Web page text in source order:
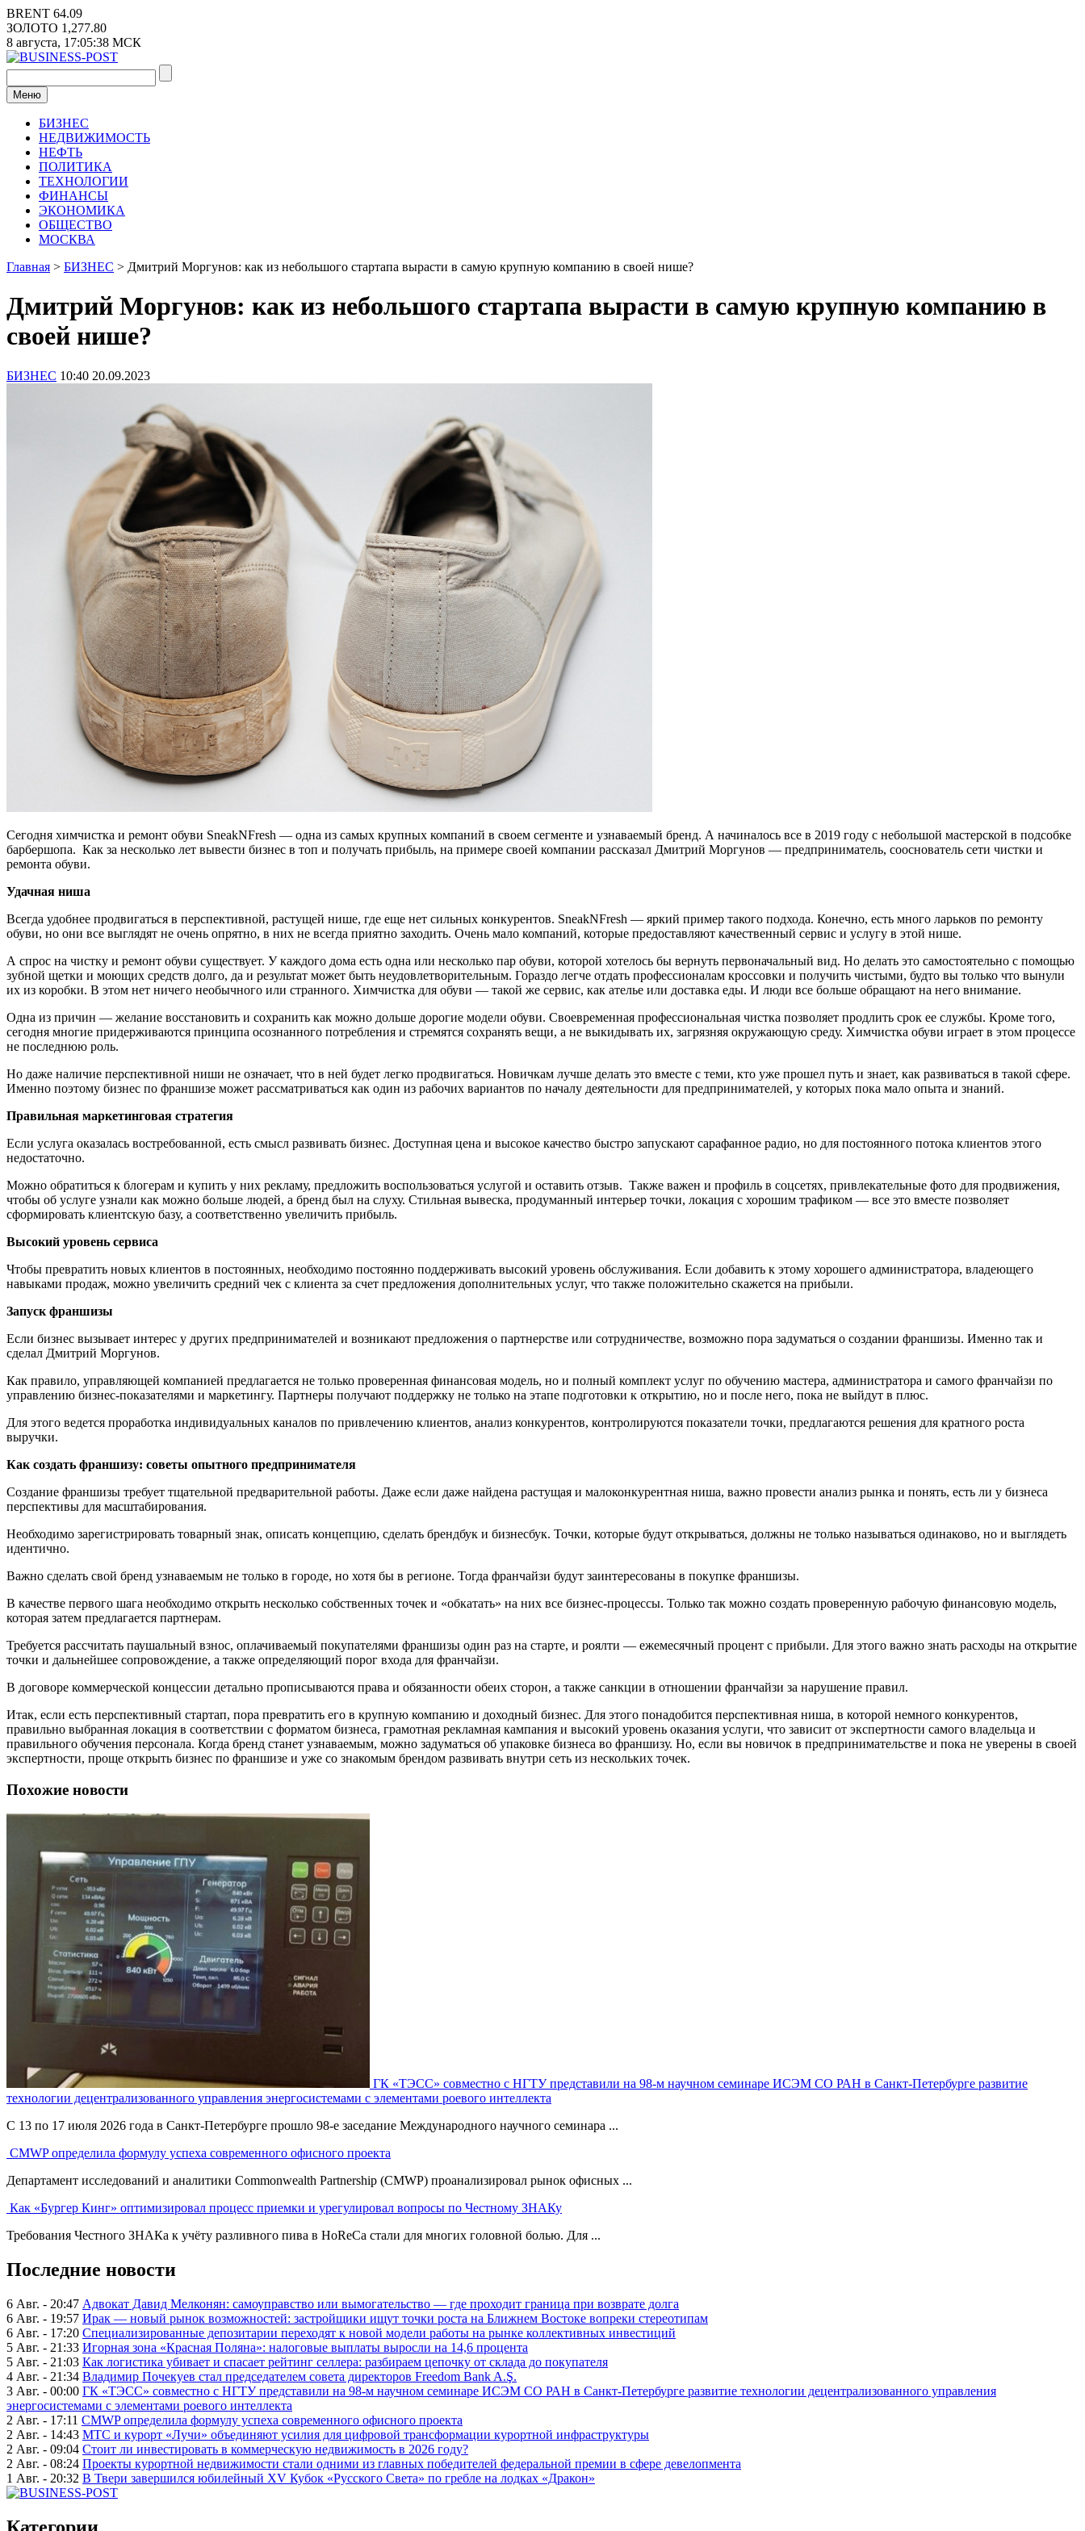
Перейти
к
содержимому
BRENT 64.09
ЗОЛОТО 1,277.80
8 августа, 17:05:39 МСК
Меню
БИЗНЕС
НЕДВИЖИМОСТЬ
НЕФТЬ
ПОЛИТИКА
ТЕХНОЛОГИИ
ФИНАНСЫ
ЭКОНОМИКА
ОБЩЕСТВО
МОСКВА
Главная > БИЗНЕС > Дмитрий Моргунов: как из небольшого стартапа вырасти в самую крупную компанию в своей нише?
Дмитрий Моргунов: как из небольшого стартапа вырасти в самую крупную компанию в
своей нише?
БИЗНЕС 10:40 20.09.2023
Сегодня химчистка и ремонт обуви SneakNFresh — одна из самых крупных компаний в своем сегменте и узнаваемый бренд. А начиналось все в 2019 году с небольшой мастерской в подсобке
барбершопа. Как за несколько лет вывести бизнес в топ и получать прибыль, на примере своей компании рассказал Дмитрий Моргунов — предприниматель, сооснователь сети чистки и
ремонта обуви.
Удачная ниша
Всегда удобнее продвигаться в перспективной, растущей нише, где еще нет сильных конкурентов. SneakNFresh — яркий пример такого подхода. Конечно, есть много ларьков по ремонту
обуви, но они все выглядят не очень опрятно, в них не всегда приятно заходить. Очень мало компаний, которые предоставляют качественный сервис и услугу в этой нише.
А спрос на чистку и ремонт обуви существует. У каждого дома есть одна или несколько пар обуви, которой хотелось бы вернуть первоначальный вид. Но делать это самостоятельно с помощью
зубной щетки и моющих средств долго, да и результат может быть неудовлетворительным. Гораздо легче отдать профессионалам кроссовки и получить чистыми, будто вы только что вынули
их из коробки. В этом нет ничего необычного или странного. Химчистка для обуви — такой же сервис, как ателье или доставка еды. И люди все больше обращают на него внимание.
Одна из причин — желание восстановить и сохранить как можно дольше дорогие модели обуви. Своевременная профессиональная чистка позволяет продлить срок ее службы. Кроме того,
сегодня многие придерживаются принципа осознанного потребления и стремятся сохранять вещи, а не выкидывать их, загрязняя окружающую среду. Химчистка обуви играет в этом процессе
не последнюю роль.
Но даже наличие перспективной ниши не означает, что в ней будет легко продвигаться. Новичкам лучше делать это вместе с теми, кто уже прошел путь и знает, как развиваться в такой сфере.
Именно поэтому бизнес по франшизе может рассматриваться как один из рабочих вариантов по началу деятельности для предпринимателей, у которых пока мало опыта и знаний.
Правильная маркетинговая стратегия
Если услуга оказалась востребованной, есть смысл развивать бизнес. Доступная цена и высокое качество быстро запускают сарафанное радио, но для постоянного потока клиентов этого
недостаточно.
Можно обратиться к блогерам и купить у них рекламу, предложить воспользоваться услугой и оставить отзыв. Также важен и профиль в соцсетях, привлекательные фото для продвижения,
чтобы об услуге узнали как можно больше людей, а бренд был на слуху. Стильная вывеска, продуманный интерьер точки, локация с хорошим трафиком — все это вместе позволяет
сформировать клиентскую базу, а соответственно увеличить прибыль.
Высокий уровень сервиса
Чтобы превратить новых клиентов в постоянных, необходимо постоянно поддерживать высокий уровень обслуживания. Если добавить к этому хорошего администратора, владеющего
навыками продаж, можно увеличить средний чек с клиента за счет предложения дополнительных услуг, что также положительно скажется на прибыли.
Запуск франшизы
Если бизнес вызывает интерес у других предпринимателей и возникают предложения о партнерстве или сотрудничестве, возможно пора задуматься о создании франшизы. Именно так и
сделал Дмитрий Моргунов.
Как правило, управляющей компанией предлагается не только проверенная финансовая модель, но и полный комплект услуг по обучению мастера, администратора и самого франчайзи по
управлению бизнес-показателями и маркетингу. Партнеры получают поддержку не только на этапе подготовки к открытию, но и после него, пока не выйдут в плюс.
Для этого ведется проработка индивидуальных каналов по привлечению клиентов, анализ конкурентов, контролируются показатели точки, предлагаются решения для кратного роста
выручки.
Как создать франшизу: советы опытного предпринимателя
Создание франшизы требует тщательной предварительной работы. Даже если даже найдена растущая и малоконкурентная ниша, важно провести анализ рынка и понять, есть ли у бизнеса
перспективы для масштабирования.
Необходимо зарегистрировать товарный знак, описать концепцию, сделать брендбук и бизнесбук. Точки, которые будут открываться, должны не только называться одинаково, но и выглядеть
идентично.
Важно сделать свой бренд узнаваемым не только в городе, но хотя бы в регионе. Тогда франчайзи будут заинтересованы в покупке франшизы.
В качестве первого шага необходимо открыть несколько собственных точек и «обкатать» на них все бизнес-процессы. Только так можно создать проверенную рабочую финансовую модель,
которая затем предлагается партнерам.
Требуется рассчитать паушальный взнос, оплачиваемый покупателями франшизы один раз на старте, и роялти — ежемесячный процент с прибыли. Для этого важно знать расходы на открытие
точки и дальнейшее сопровождение, а также определяющий порог входа для франчайзи.
В договоре коммерческой концессии детально прописываются права и обязанности обеих сторон, а также санкции в отношении франчайзи за нарушение правил.
Итак, если есть перспективный стартап, пора превратить его в крупную компанию и доходный бизнес. Для этого понадобится перспективная ниша, в которой немного конкурентов,
правильно выбранная локация в соответствии с форматом бизнеса, грамотная рекламная кампания и высокий уровень оказания услуги, что зависит от экспертности самого владельца и
правильного обучения персонала. Когда бренд станет узнаваемым, можно задуматься об упаковке бизнеса во франшизу. Но, если вы новичок в предпринимательстве и пока не уверены в своей
экспертности, проще открыть бизнес по франшизе и уже со знакомым брендом развивать внутри сеть из нескольких точек.
Похожие новости
ГК «ТЭСС» совместно с НГТУ представили на 98-м научном семинаре ИСЭМ СО РАН в Санкт-Петербурге развитие
технологии децентрализованного управления энергосистемами с элементами роевого интеллекта
С 13 по 17 июля 2026 года в Санкт-Петербурге прошло 98-е заседание Международного научного семинара ...
CMWP определила формулу успеха современного офисного проекта
Департамент исследований и аналитики Commonwealth Partnership (CMWP) проанализировал рынок офисных ...
Как «Бургер Кинг» оптимизировал процесс приемки и урегулировал вопросы по Честному ЗНАКу
Требования Честного ЗНАКа к учёту разливного пива в HoReCa стали для многих головной болью. Для ...
Последние новости
6 Авг. - 20:47 Адвокат Давид Мелконян: самоуправство или вымогательство — где проходит граница при возврате долга
6 Авг. - 19:57 Ирак — новый рынок возможностей: застройщики ищут точки роста на Ближнем Востоке вопреки стереотипам
6 Авг. - 17:20 Специализированные депозитарии переходят к новой модели работы на рынке коллективных инвестиций
5 Авг. - 21:33 Игорная зона «Красная Поляна»: налоговые выплаты выросли на 14,6 процента
5 Авг. - 21:03 Как логистика убивает и спасает рейтинг селлера: разбираем цепочку от склада до покупателя
4 Авг. - 21:34 Владимир Почекуев стал председателем совета директоров Freedom Bank A.Ş.
3 Авг. - 00:00 ГК «ТЭСС» совместно с НГТУ представили на 98-м научном семинаре ИСЭМ СО РАН в Санкт-Петербурге развитие технологии децентрализованного управления
энергосистемами с элементами роевого интеллекта
2 Авг. - 17:11 CMWP определила формулу успеха современного офисного проекта
2 Авг. - 14:43 МТС и курорт «Лучи» объединяют усилия для цифровой трансформации курортной инфраструктуры
2 Авг. - 09:04 Стоит ли инвестировать в коммерческую недвижимость в 2026 году?
2 Авг. - 08:24 Проекты курортной недвижимости стали одними из главных победителей федеральной премии в сфере девелопмента
1 Авг. - 20:32 В Твери завершился юбилейный XV Кубок «Русского Света» по гребле на лодках «Дракон»